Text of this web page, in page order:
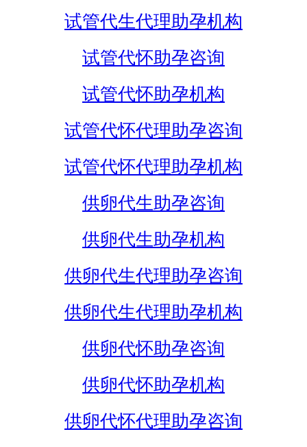
试管代生代理助孕机构
试管代怀助孕咨询
试管代怀助孕机构
试管代怀代理助孕咨询
试管代怀代理助孕机构
供卵代生助孕咨询
供卵代生助孕机构
供卵代生代理助孕咨询
供卵代生代理助孕机构
供卵代怀助孕咨询
供卵代怀助孕机构
供卵代怀代理助孕咨询